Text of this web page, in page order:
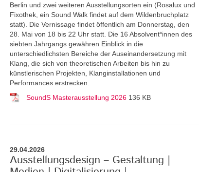
Berlin und zwei weiteren Ausstellungsorten ein (Rosalux und
Fixothek, ein Sound Walk findet auf dem Wildenbruchplatz
statt). Die Vernissage findet öffentlich am Donnerstag, den
28. Mai von 18 bis 22 Uhr statt. Die 16 Absolvent*innen des
siebten Jahrgangs gewähren Einblick in die
unterschiedlichsten Bereiche der Auseinandersetzung mit
Klang, die sich von theoretischen Arbeiten bis hin zu
künstlerischen Projekten, Klanginstallationen und
Performances erstrecken.
SoundS Masterausstellung 2026 136 KB
29.04.2026
Ausstellungsdesign – Gestaltung |